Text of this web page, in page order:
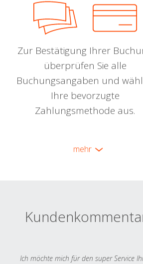
Zur Bestätigung Ihrer
überprüfen Sie alle
Buchungsangaben und
Ihre bevorzugte
Zahlungsmethode aus.
mehr
Ich möchte mich für den super Service